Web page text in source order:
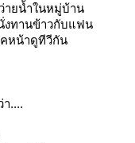
ายน้ำในหมู่บ้าน
งทานข้าวกับแฟน
คหน้าดูทีวีกัน
....